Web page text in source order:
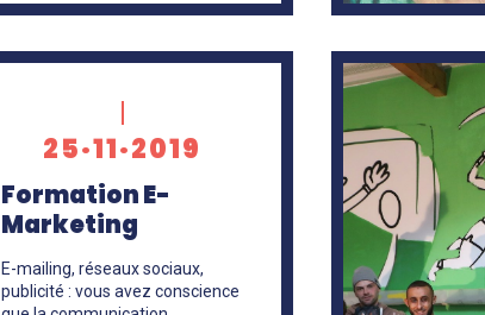
25·11·2019
Formation E-
Marketing
E-mailing, réseaux sociaux,
publicité : vous avez conscience
En
savoir
+